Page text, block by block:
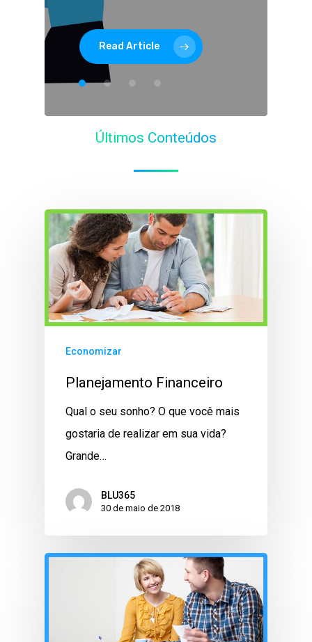
Read Article
Últimos Conteúdos
Economizar
Planejamento Financeiro
Qual o seu sonho? O que você mais
gostaria de realizar em sua vida?
Grande…
BLU365
30 de maio de 2018